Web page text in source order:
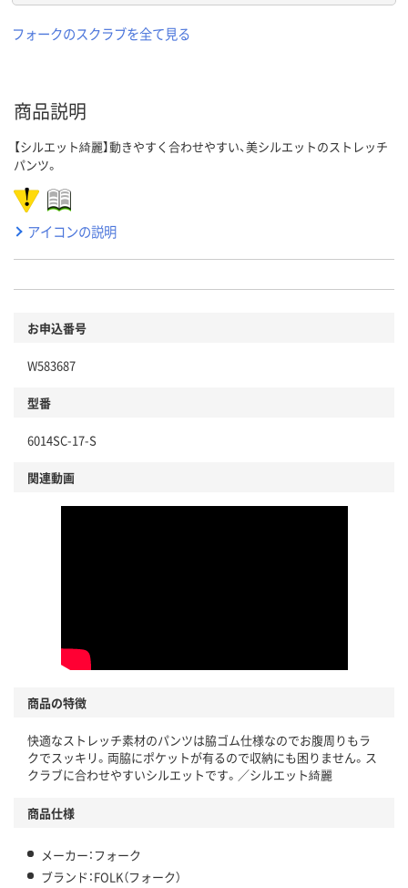
フォークのスクラブを全て見る
商品説明
【シルエット綺麗】動きやすく合わせやすい、美シルエットのストレッチ
パンツ。
アイコンの説明
お申込番号
W583687
型番
6014SC-17-S
関連動画
商品の特徴
快適なストレッチ素材のパンツは脇ゴム仕様なのでお腹周りもラ
クでスッキリ。両脇にポケットが有るので収納にも困りません。ス
クラブに合わせやすいシルエットです。／シルエット綺麗
商品仕様
メーカー：フォーク
ブランド：FOLK（フォーク）